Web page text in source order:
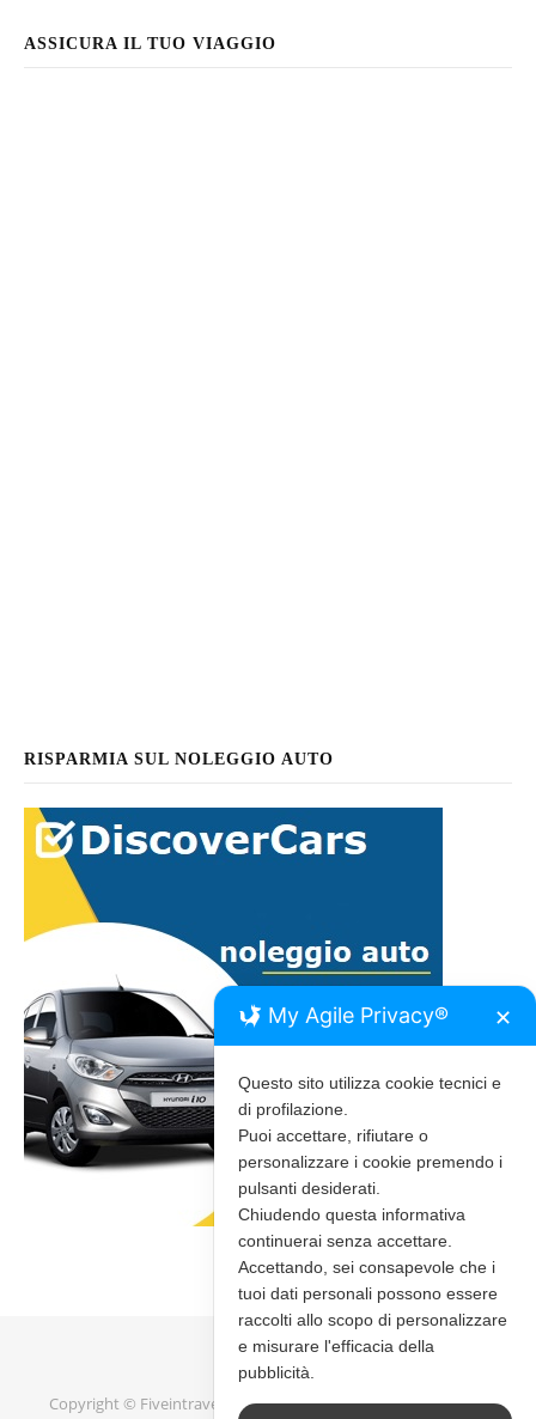
ASSICURA IL TUO VIAGGIO
RISPARMIA SUL NOLEGGIO AUTO
Copyright © Fiveintravel 2020 - 2026 |Bard Tema diWP Royal.
My Agile Privacy® ✕
Questo sito utilizza cookie tecnici e
di profilazione.
Puoi accettare, rifiutare o
personalizzare i cookie premendo i
pulsanti desiderati.
Chiudendo questa informativa
continuerai senza accettare.
Accettando, sei consapevole che i
tuoi dati personali possono essere
raccolti allo scopo di personalizzare
e misurare l'efficacia della
pubblicità.